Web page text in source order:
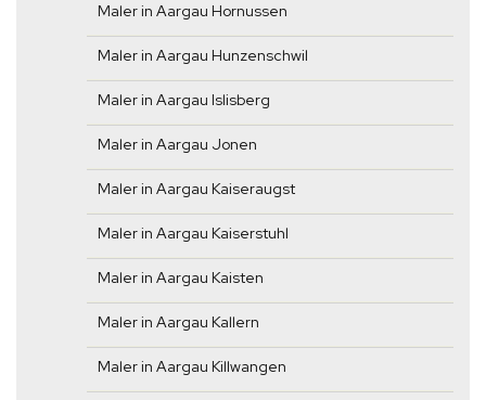
Maler in Aargau Hornussen
Maler in Aargau Hunzenschwil
Maler in Aargau Islisberg
Maler in Aargau Jonen
Maler in Aargau Kaiseraugst
Maler in Aargau Kaiserstuhl
Maler in Aargau Kaisten
Maler in Aargau Kallern
Maler in Aargau Killwangen